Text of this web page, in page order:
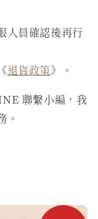
人員確認後再行
退貨政策》。
聯繫小編，我
。